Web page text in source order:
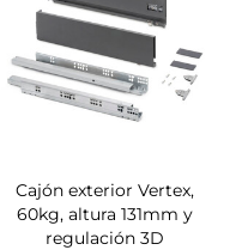
Cajón exterior Vertex,
60kg, altura 131mm y
regulación 3D